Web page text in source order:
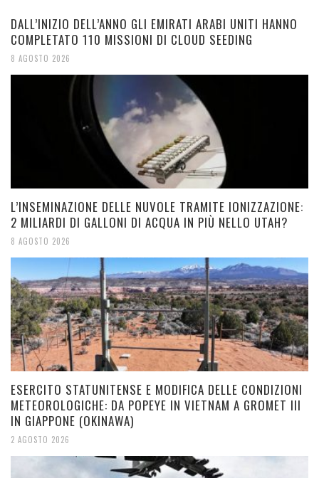
DALL’INIZIO DELL’ANNO GLI EMIRATI ARABI UNITI HANNO
COMPLETATO 110 MISSIONI DI CLOUD SEEDING
8 AGOSTO 2026
L’INSEMINAZIONE DELLE NUVOLE TRAMITE IONIZZAZIONE:
2 MILIARDI DI GALLONI DI ACQUA IN PIÙ NELLO UTAH?
8 AGOSTO 2026
ESERCITO STATUNITENSE E MODIFICA DELLE CONDIZIONI
METEOROLOGICHE: DA POPEYE IN VIETNAM A GROMET III
IN GIAPPONE (OKINAWA)
2 AGOSTO 2026